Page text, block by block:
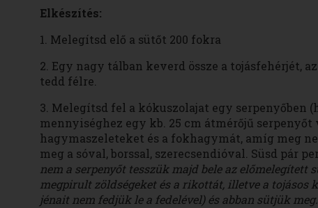
Elkészítés:
1. Melegítsd elő a sütőt 200 fokra
2. Egy nagy tálban keverd össze a tojásfehérjét,
tedd félre.
3. Melegítsd fel a kókuszolajat egy serpenyőben
mennyiséghez egy kb. 25 cm átmérőjű
hagymaszeleteket és a fokhagymát, amíg meg
meg a sóval, borssal, szerecsendióval. Süsd pár
nem a serpenyőt tesszük majd bele az
megpirult zöldségeket és a rikottát, illetve a tojásos
jénait nem fedjük le a fedelével) és abban sütjük meg.